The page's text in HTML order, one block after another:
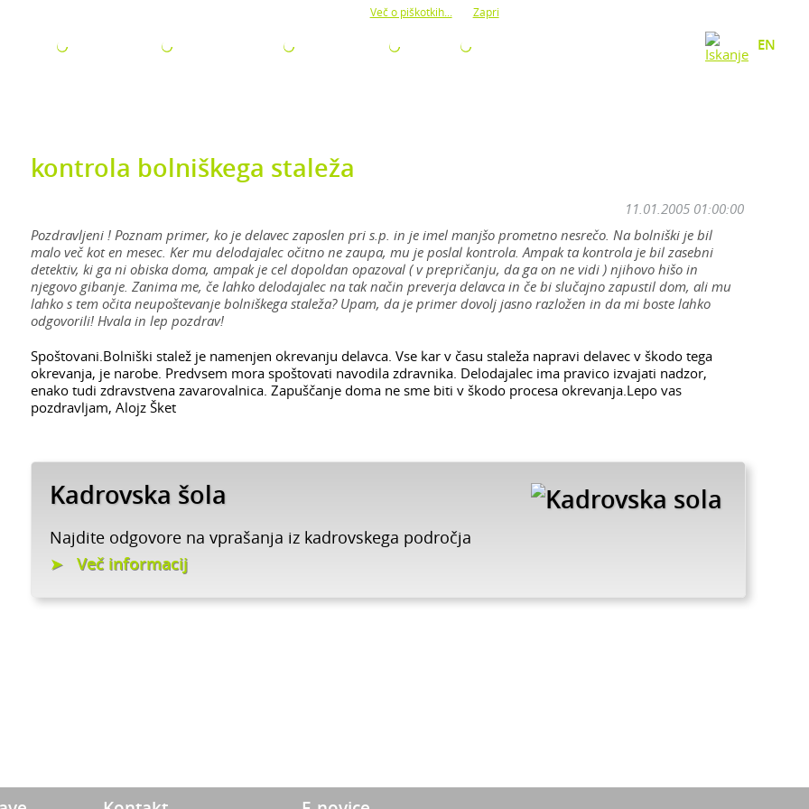
Več o piškotkih... Zapri
EN
kontrola bolniškega staleža
11.01.2005 01:00:00
Pozdravljeni ! Poznam primer, ko je delavec zaposlen pri s.p. in je imel manjšo prometno nesrečo. Na bolniški je bil
malo več kot en mesec. Ker mu delodajalec očitno ne zaupa, mu je poslal kontrola. Ampak ta kontrola je bil zasebni
detektiv, ki ga ni obiska doma, ampak je cel dopoldan opazoval ( v prepričanju, da ga on ne vidi ) njihovo hišo in
njegovo gibanje. Zanima me, če lahko delodajalec na tak način preverja delavca in če bi slučajno zapustil dom, ali mu
lahko s tem očita neupoštevanje bolniškega staleža? Upam, da je primer dovolj jasno razložen in da mi boste lahko
odgovorili! Hvala in lep pozdrav!
Spoštovani.Bolniški stalež je namenjen okrevanju delavca. Vse kar v času staleža napravi delavec v škodo tega
okrevanja, je narobe. Predvsem mora spoštovati navodila zdravnika. Delodajalec ima pravico izvajati nadzor,
enako tudi zdravstvena zavarovalnica. Zapuščanje doma ne sme biti v škodo procesa okrevanja.Lepo vas
pozdravljam, Alojz Šket
Kadrovska šola
Najdite odgovore na vprašanja iz kadrovskega področja
Več informacij